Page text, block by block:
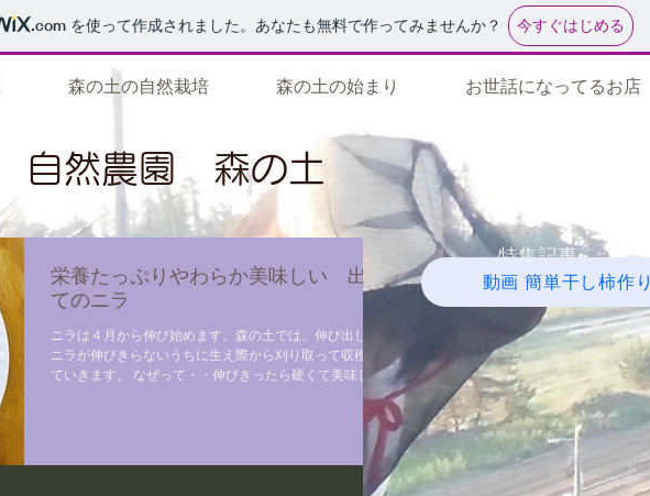
.com を使って作成されました。あなたも無料で作ってみませんか？ 今すぐはじめる
森の土の自然栽培 森の土の始まり お世話になってるお店
自然農園 森の土
栄養たっぷりやわらか美味しい 出た
てのニラ
ニラは４月から伸び始めます。森の土では、伸び出した
ニラが伸びきらないうちに生え際から刈り取って収穫し
ていきます。 なぜって・・伸びきったら硬くて美味しく
なくなってしまうからです。 出たてのニラは繊維がとて
特集記事
動画 簡単干し柿作り